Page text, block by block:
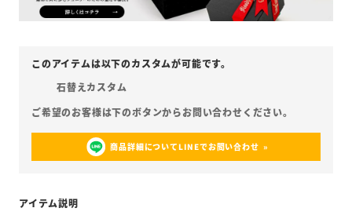
石替えカスタム
商品詳細についてLINEでお問い合わせ